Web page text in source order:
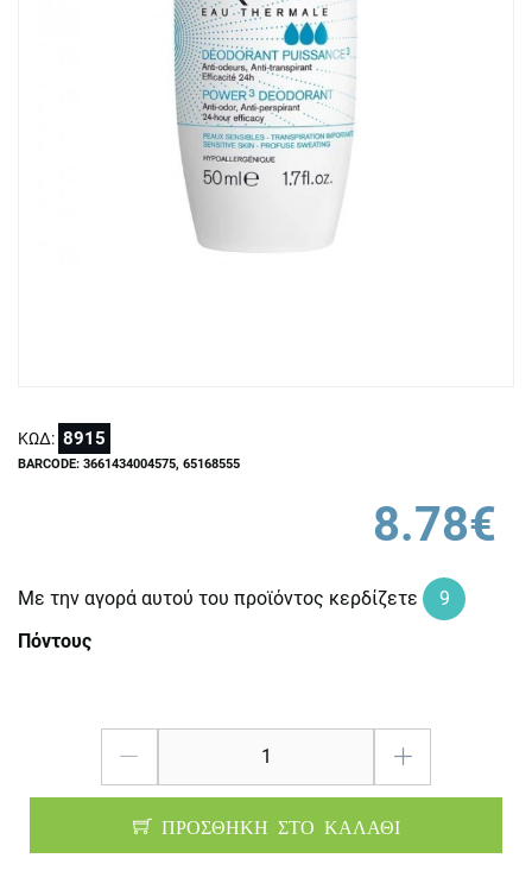
ΚΩΔ: 8915
BARCODE: 3661434004575, 65168555
8.78€
Με την αγορά αυτού του προϊόντος κερδίζετε
9
Πόντους
ΠΡΟΣΘΗΚΗ ΣΤΟ ΚΑΛΑΘΙ